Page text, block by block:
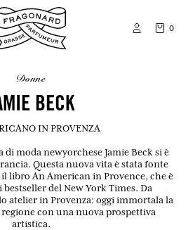
0
donne
BECK
IN PROVENZA
moda newyorchese Jamie Beck si è
Questa nuova vita è stata fonte
libro An American in Provence, che è
del New York Times. Da
atelier in Provenza: oggi immortala la
regione con una nuova prospettiva
artistica.